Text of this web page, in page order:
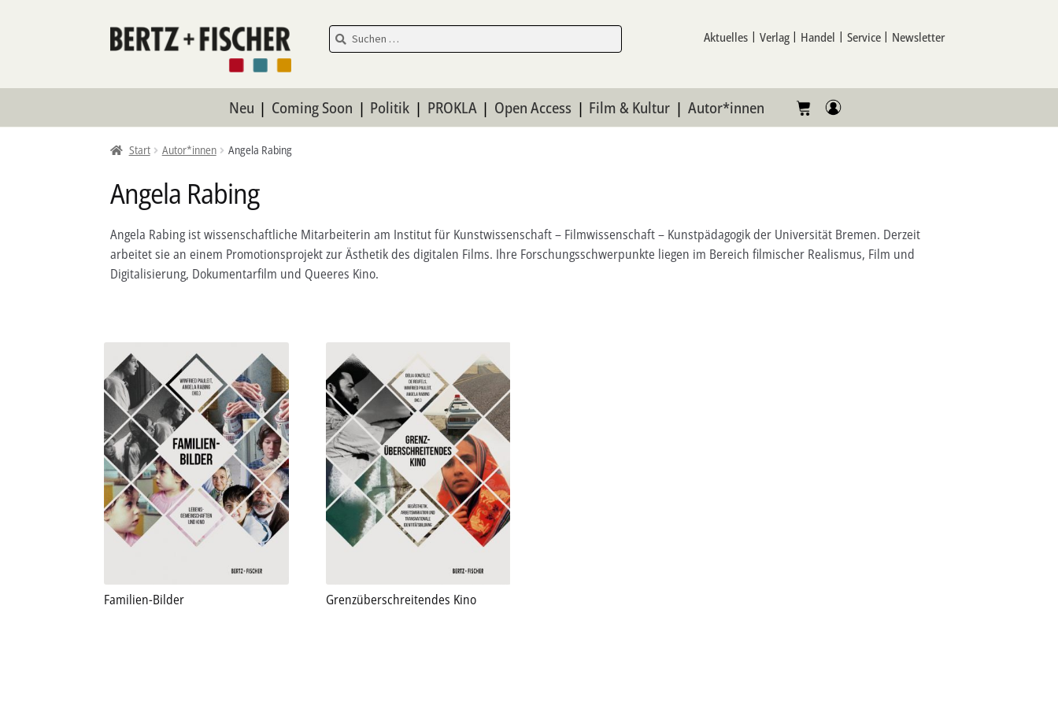
Zur
Navigation
Zum
Inhalt
Suchen
nach:
Suchen Aktuelles Verlag Handel Service Newsletter
Neu Coming Soon Politik PROKLA Open Access Film & Kultur Autor*innen
Start Autor*innen Angela Rabing
Angela Rabing
Angela Rabing ist wissenschaftliche Mitarbeiterin am Institut für Kunstwissenschaft – Filmwissenschaft – Kunstpädagogik der Universität Bremen. Derzeit
arbeitet sie an einem Promotionsprojekt zur Ästhetik des digitalen Films. Ihre Forschungsschwerpunkte liegen im Bereich filmischer Realismus, Film und
Digitalisierung, Dokumentarfilm und Queeres Kino.
Familien-Bilder Grenzüberschreitendes Kino